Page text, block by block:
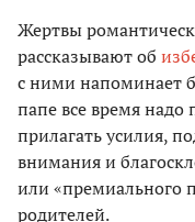
Жертвы
рассказывают об
с ними напоминает
папе все время надо
прилагать усилия,
внимания и
или «премиального
родителей.